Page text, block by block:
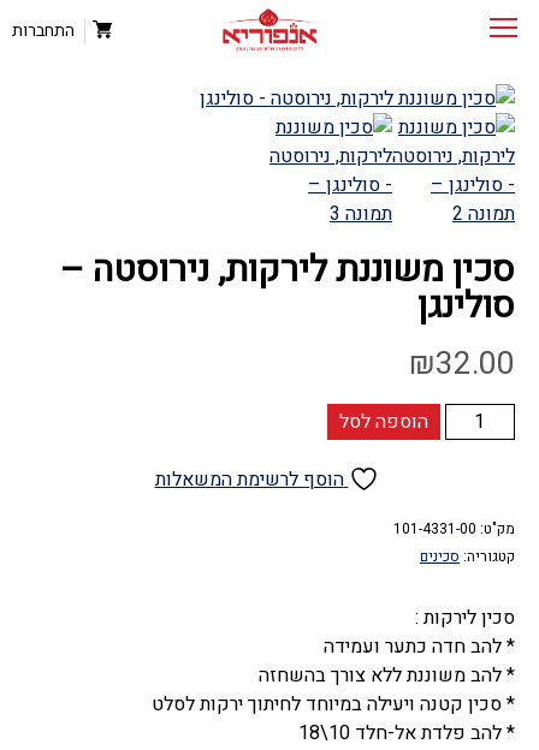
התחברות
סכין משוננת לירקות, נירוסטה –
סולינגן
₪32.00
כמות
של
לירקות,
נירוסטה
סולינגן
הוספה לסל
הוסף לרשימת המשאלות
מק"ט: 101-4331-00
קטגוריה: סכינים
סכין לירקות :
* להב חדה כתער ועמידה
* להב משוננת ללא צורך בהשחזה
* סכין קטנה ויעילה במיוחד לחיתוך ירקות לסלט
* להב פלדת אל-חלד 10\18